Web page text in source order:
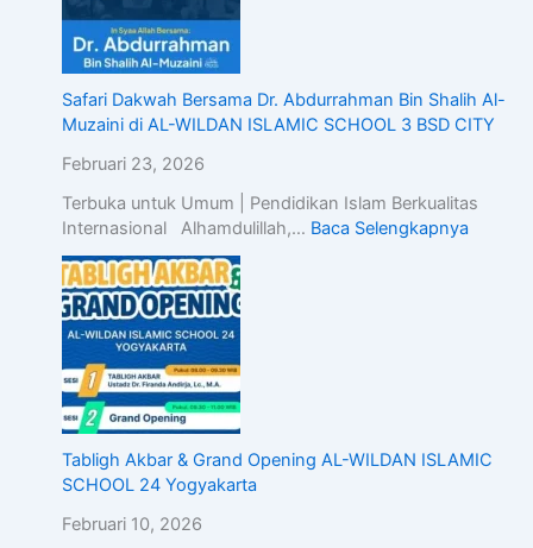
Safari Dakwah Bersama Dr. Abdurrahman Bin Shalih Al-
Muzaini di AL-WILDAN ISLAMIC SCHOOL 3 BSD CITY
Februari 23, 2026
Terbuka untuk Umum | Pendidikan Islam Berkualitas
Internasional Alhamdulillah,… Baca Selengkapnya
Tabligh Akbar & Grand Opening AL-WILDAN ISLAMIC
SCHOOL 24 Yogyakarta
Februari 10, 2026